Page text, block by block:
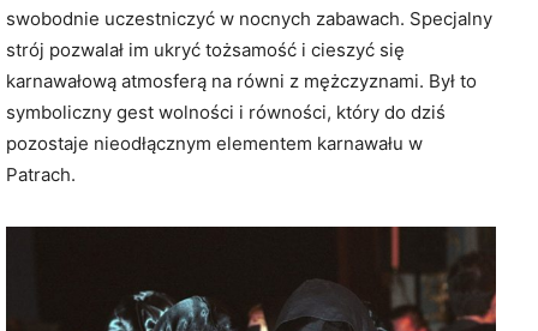
swobodnie uczestniczyć w nocnych zabawach. Specjalny
strój pozwalał im ukryć tożsamość i cieszyć się
karnawałową atmosferą na równi z mężczyznami. Był to
symboliczny gest wolności i równości, który do dziś
pozostaje nieodłącznym elementem karnawału w
Patrach.